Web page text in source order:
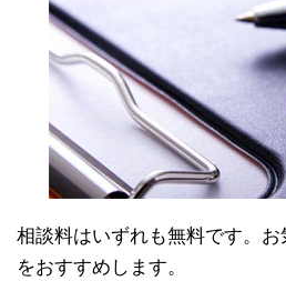
相談料はいずれも無料です。
をおすすめします。